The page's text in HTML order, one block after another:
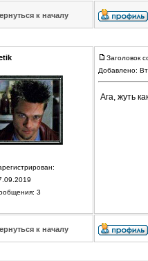
к началу
3
Заголовок
Добавлено:
Ага, жуть
к началу